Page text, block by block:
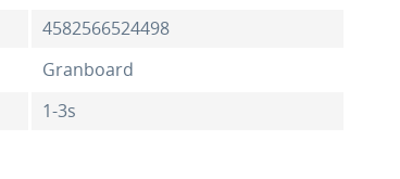
4582566524498
Granboard
1-3s